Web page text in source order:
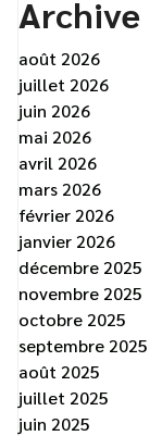
Archive
août 2026
juillet 2026
juin 2026
mai 2026
avril 2026
mars 2026
février 2026
janvier 2026
décembre 2025
novembre 2025
octobre 2025
septembre 2025
août 2025
juillet 2025
juin 2025